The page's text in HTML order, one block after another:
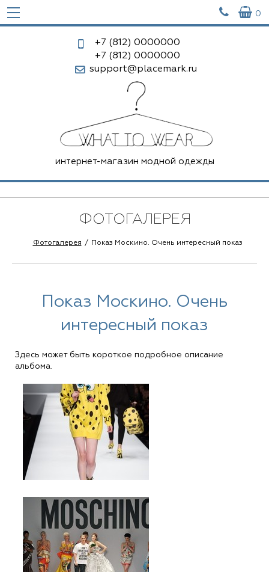
  0
+7 (812) 0000000
+7 (812) 0000000
support@placemark.ru
интернет-магазин модной одежды
ФОТОГАЛЕРЕЯ
Фотогалерея Показ Москино. Очень интересный показ
Показ Москино. Очень
интересный показ
Здесь может быть короткое подробное описание
альбома.